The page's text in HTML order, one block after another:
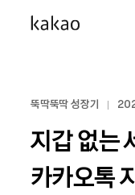
뚝딱뚝딱 성장기
지갑 없는
카카오톡